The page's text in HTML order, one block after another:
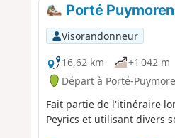
Porté
Visorandonneur
16,62 km
+1 042 m
Départ à Porté-
Fait partie de l'itinéraire
Peyrics et utilisant divers